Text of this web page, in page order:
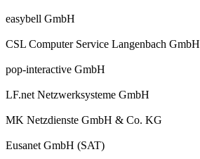
easybell GmbH
CSL Computer Service Langenbach GmbH
pop-interactive GmbH
LF.net Netzwerksysteme GmbH
MK Netzdienste GmbH & Co. KG
Eusanet GmbH (SAT)